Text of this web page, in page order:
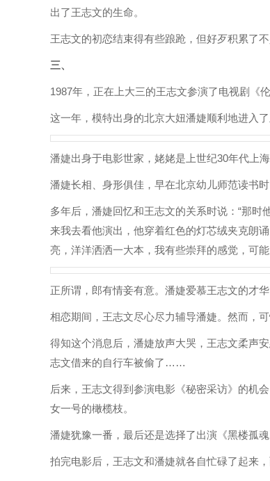
出了王志文的生命。
王志文的初恋结束得有些踉跄，但好歹积累了
三、
1987年，正在上大三的王志文参演了电视剧《
这一年，模特出身的北京大妞潘婕顺利地进入了
潘婕出身于电影世家，姥姥是上世纪30年代上
潘婕长相、身形俱佳，早在北京幼儿师范读书
多年后，潘婕回忆和王志文的关系时说：“那
来我去看他演出，他穿着红色的灯芯绒夹克朗
亮，洋洋洒洒一大本，我有些崇拜的感觉，可
正所谓，郎有情妾有意。潘婕爱慕王志文的才
相恋期间，王志文尽心尽力辅导潘婕。然而，
得知这个消息后，潘婕放声大哭，王志文柔声
志文借来的自行车被偷了……
后来，王志文得到参演电影《秘密采访》的机
女一号的橄榄枝。
潘婕犹豫一番，最后还是选择了出演《黑楼孤魂
拍完电影后，王志文和潘婕就各自忙碌了起来